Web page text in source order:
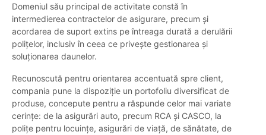
Domeniul său principal de activitate constă în
intermedierea contractelor de asigurare, precum și
acordarea de suport extins pe întreaga durată a derulării
polițelor, inclusiv în ceea ce privește gestionarea și
soluționarea daunelor.
Recunoscută pentru orientarea accentuată spre client,
compania pune la dispoziție un portofoliu diversificat de
produse, concepute pentru a răspunde celor mai variate
cerințe: de la asigurări auto, precum RCA și CASCO, la
polițe pentru locuințe, asigurări de viață, de sănătate, de